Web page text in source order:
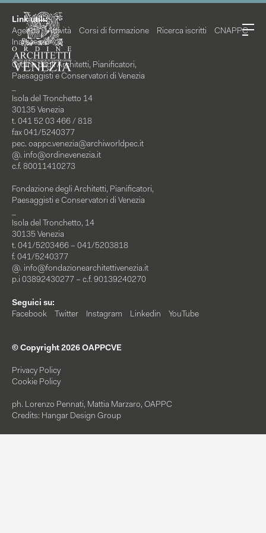
Link utili:
Agenda
Attività Corsi di formazione Ricerca iscritti
CNAPPC
Inarcassa
Ordine degli Architetti, Pianificatori,
Paesaggisti e Conservatori di Venezia
Isola del Tronchetto 14
30135 Venezia
t. 041 52 03 466 / 818
fax 041/5240377
pec. oappc.venezia@archiworldpec.it
@. info@ordinevenezia.it
c.f. 80011410273
Fondazione degli Architetti, Pianificatori,
Paesaggisti e Conservatori di Venezia
Isola del Tronchetto, 14
30135 Venezia
t. 041/5203466 – 041/5203818
f. 041/5240377
@. info@fondazionearchitettivenezia.it
p.i 03892430277 – c.f. 90139240270
Seguici su:
Facebook
Twitter Instagram Linkedin YouTube
© Copyright 2026 OAPPCVE
Privacy Policy
Cookie Policy
ph. Lorenzo Pennati, Mattia Marzaro, OAPPC
Credits: Hangar Design Group